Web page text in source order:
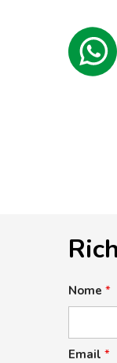
Nome *
Email *